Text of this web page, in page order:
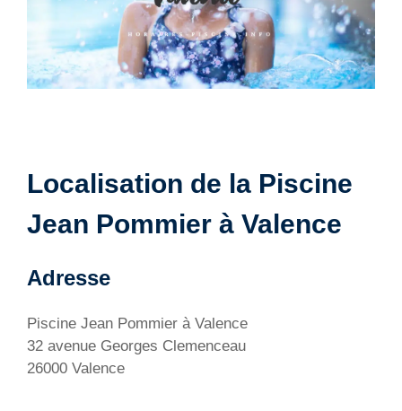
Localisation de la Piscine
Jean Pommier à Valence
Adresse
Piscine Jean Pommier à Valence
32 avenue Georges Clemenceau
26000 Valence